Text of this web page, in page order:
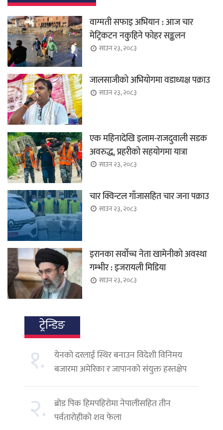
वाग्मती सफाइ अभियान : आज चार
मेट्रिकटन नकुहिने फोहर सङ्कलन
साउन २३, २०८३
जालसाजीको अभियोगमा वडाध्यक्ष पक्राउ
साउन २३, २०८३
एक महिनादेखि इलाम-राजदुवाली सडक
अवरुद्ध, प्रहरीको सहयोगमा यात्रा
साउन २३, २०८३
चार क्विन्टल गाँजासहित चार जना पक्राउ
साउन २३, २०८३
इरानका सर्वोच्च नेता खामेनीको अवस्था
गम्भीर : इजरायली मिडिया
साउन २३, २०८३
ट्रेन्डिङ
१.
येनको दरलाई स्थिर बनाउन विदेशी विनिमय
बजारमा अमेरिका र जापानको संयुक्त हस्तक्षेप
२. ब्रोड पिक हिमपहिरोमा नेपालीसहित तीन
पर्वतारोहीको शव फेला